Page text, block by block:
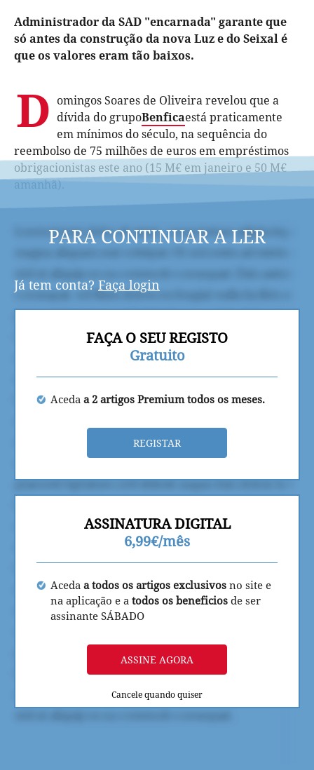
Administrador da SAD "encarnada" garante que
só antes da construção da nova Luz e do Seixal é
que os valores eram tão baixos.
D omingos Soares de Oliveira revelou que a
dívida do grupoBenficaestá praticamente
em mínimos do século, na sequência do
reembolso de 75 milhões de euros em empréstimos
obrigacionistas este ano (15 M€ em janeiro e 50 M€
amanhã).
PARA CONTINUAR A LER
Já tem conta? Faça login
FAÇA O SEU REGISTO
Gratuito
Aceda a 2 artigos Premium todos os meses.
REGISTAR
ASSINATURA DIGITAL
6,99€/mês
Aceda a todos os artigos exclusivos no site e
na aplicação e a todos os beneficios de ser
assinante SÁBADO
ASSINE AGORA
Cancele quando quiser